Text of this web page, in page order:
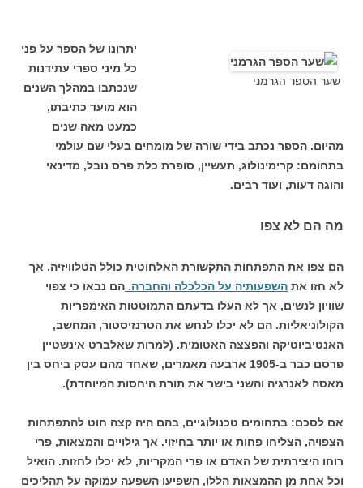
שער הספר הגרמני
יתרונו של הספר על פני
כל מיני ספרי עתידנות
שנכתבו במהלך השנים
הוא מועד כתיבתו,
כמעט מאה שנים
מהיום. הספר נכתב בידי שורה של מומחים בעלי שם עולמי
בתחומם: קרימינולוג, תעשיין, סופרת כלת פרס נובל, מדינאי
והוגה דעות, ועוד רבים.
מה הם לא צפו
הם צפו את התפתחות התקשורת האלחוטית כולל הטלוויזיה. אך
לא חזו את השפעותיה על הכלכלה והחברה. הם נבאו כי צפוי
שוויון לנשים, אך לא העלו בדעתם התמוטטות האימפריות
הקולוניאליות. הם לא יכלו לנחש את הטרנזיסטור, המחשב,
האנטיביוטיקה והפצצה האטומית. (למרות שאלברט אינשטיין
פרסם כבר ב-1905 ארבעה מאמרים, שאחד מהם עסק ביחס בין
מאסה לאנרגיה והשני בישר את תורת היחסות המיוחדת).
אם לסכם: בתחומים טכנולוגיים, בהם היה קצה חוט להתפתחות
הצפויה, הצליחו פחות או יותר בחיזוי. אך גילויים והמצאות, פרי
רוחו היצירתית של האדם או פרי המקריות, לא יכלו לחזות. הואיל
וכל אחת מן ההמצאות הללו, השפיעו השפעה עמוקה על תהליכים